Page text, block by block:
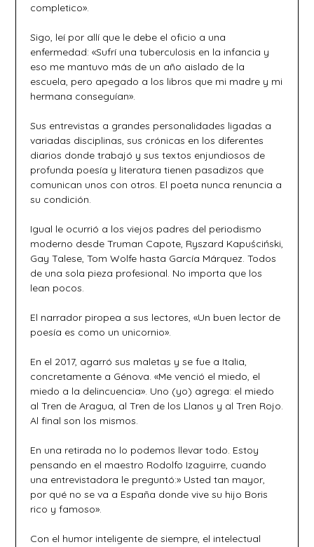
completico».
Sigo, leí por allí que le debe el oficio a una
enfermedad: «Sufrí una tuberculosis en la infancia y
eso me mantuvo más de un año aislado de la
escuela, pero apegado a los libros que mi madre y mi
hermana conseguían».
Sus entrevistas a grandes personalidades ligadas a
variadas disciplinas, sus crónicas en los diferentes
diarios donde trabajó y sus textos enjundiosos de
profunda poesía y literatura tienen pasadizos que
comunican unos con otros. El poeta nunca renuncia a
su condición.
Igual le ocurrió a los viejos padres del periodismo
moderno desde Truman Capote, Ryszard Kapuściński,
Gay Talese, Tom Wolfe hasta García Márquez. Todos
de una sola pieza profesional. No importa que los
lean pocos.
El narrador piropea a sus lectores, «Un buen lector de
poesía es como un unicornio».
En el 2017, agarró sus maletas y se fue a Italia,
concretamente a Génova. «Me venció el miedo, el
miedo a la delincuencia». Uno (yo) agrega: el miedo
al Tren de Aragua, al Tren de los Llanos y al Tren Rojo.
Al final son los mismos.
En una retirada no lo podemos llevar todo. Estoy
pensando en el maestro Rodolfo Izaguirre, cuando
una entrevistadora le preguntó:» Usted tan mayor,
por qué no se va a España donde vive su hijo Boris
rico y famoso».
Con el humor inteligente de siempre, el intelectual